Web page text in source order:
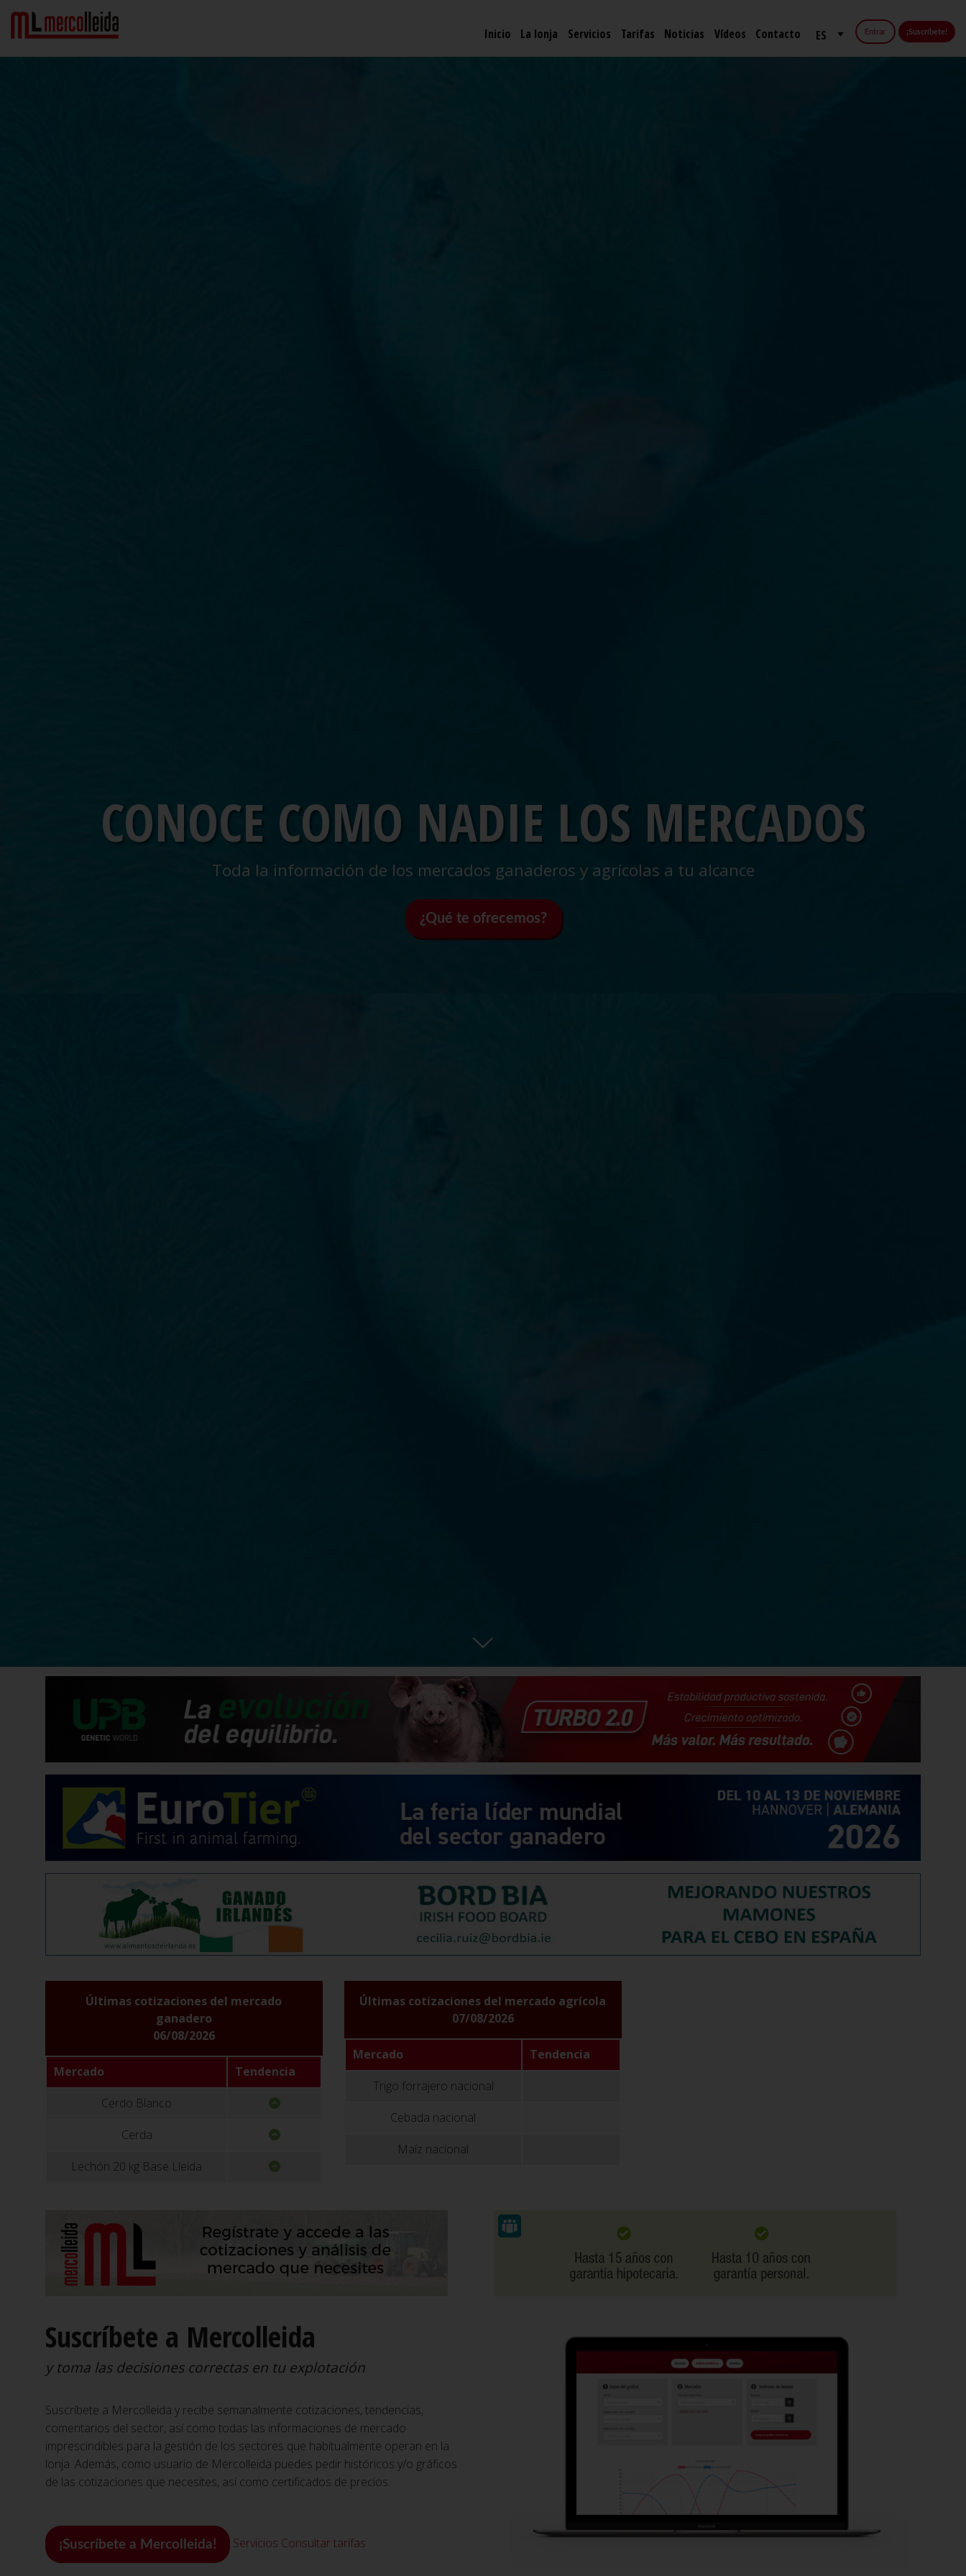
Entrar ¡Suscríbete!
Inicio La lonja Servicios Tarifas Noticias Vídeos Contacto
CONOCE COMO NADIE LOS MERCADOS
Toda la información de los mercados ganaderos y agrícolas a tu alcance
¿Qué te ofrecemos?
Últimas cotizaciones del mercado
ganadero
06/08/2026
Mercado
Tendencia
Cerdo Blanco
Cerda
Lechón 20 kg Base Lleida
Últimas cotizaciones del mercado agrícola
07/08/2026
Mercado
Tendencia
Trigo forrajero nacional
Cebada nacional
Maíz nacional
Suscríbete a Mercolleida
y toma las decisiones correctas en tu explotación
Suscríbete a Mercolleida y recibe semanalmente cotizaciones, tendencias,
comentarios del sector, así como todas las informaciones de mercado
imprescindibles para la gestión de los sectores que habitualmente operan en la
lonja. Además, como usuario de Mercolleida puedes pedir históricos y/o gráficos
de las cotizaciones que necesites, así como certificados de precios.
¡Suscríbete a Mercolleida! Servicios Consultar tarifas